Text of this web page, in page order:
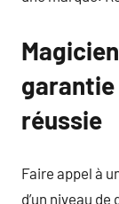
garantie
réussie
Faire appel à
d’un niveau